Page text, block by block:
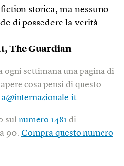
storica, ma nessuno
di possedere la verità
The Guardian
ogni settimana una pagina di
cosa pensi di questo
sul numero 1481 di
90. Compra questo numero